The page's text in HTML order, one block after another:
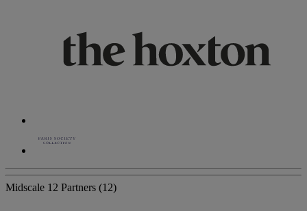
Midscale 12 Partners (12)